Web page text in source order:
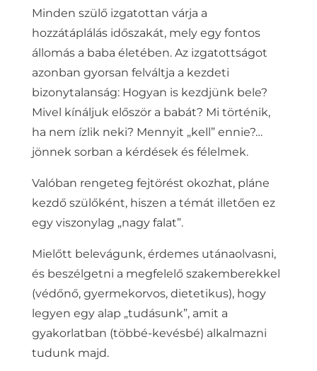
Minden szülő izgatottan várja a
hozzátáplálás időszakát, mely egy fontos
állomás a baba életében. Az izgatottságot
azonban gyorsan felváltja a kezdeti
bizonytalanság: Hogyan is kezdjünk bele?
Mivel kínáljuk először a babát? Mi történik,
ha nem ízlik neki? Mennyit „kell” ennie?…
jönnek sorban a kérdések és félelmek.
Valóban rengeteg fejtörést okozhat, pláne
kezdő szülőként, hiszen a témát illetően ez
egy viszonylag „nagy falat”.
Mielőtt belevágunk, érdemes utánaolvasni,
és beszélgetni a megfelelő szakemberekkel
(védőnő, gyermekorvos, dietetikus), hogy
legyen egy alap „tudásunk”, amit a
gyakorlatban (többé-kevésbé) alkalmazni
tudunk majd.